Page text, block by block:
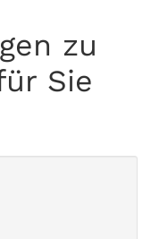
zu
Sie